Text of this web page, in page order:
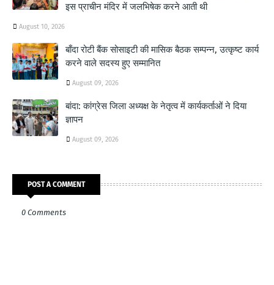
इस प्राचीन मंदिर में जलभिषेक करने आती थी
August 10, 2026
बाँदा रोटी बैंक सोसाइटी की मासिक बैठक सम्पन्न, उत्कृष्ट कार्य
करने वाले सदस्य हुए सम्मानित
August 09, 2026
बांदा: कांग्रेस जिला अध्यक्ष के नेतृत्व में कार्यकर्ताओं ने दिया
ज्ञापन
August 09, 2026
POST A COMMENT
0 Comments